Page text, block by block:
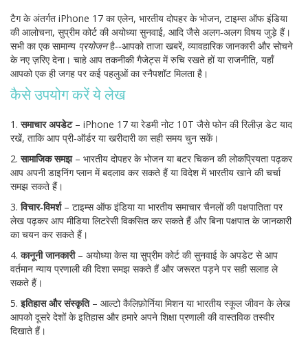
टैग के अंतर्गत iPhone 17 का एलेन, भारतीय दोपहर के भोजन, टाइम्स ऑफ इंडिया
की आलोचना, सुप्रीम कोर्ट की अयोध्या सुनवाई, आदि जैसे अलग‑अलग विषय जुड़े हैं।
सभी का एक सामान्य प्रयोजनहै‑‑आपको ताजा खबरें, व्यावहारिक जानकारी और सोचने
के नए ज़रिए देना। चाहे आप तकनीकी गैजेट्स में रुचि रखते हों या राजनीति, यहाँ
आपको एक ही जगह पर कई पहलुओं का स्नैपशॉट मिलता है।
कैसे उपयोग करें ये लेख
1.समाचार अपडेट– iPhone 17 या रेडमी नोट 10T जैसे फोन की रिलीज़ डेट याद
रखें, ताकि आप प्री‑ऑर्डर या खरीदारी का सही समय चुन सकें।
2.सामाजिक समझ– भारतीय दोपहर के भोजन या बटर चिकन की लोकप्रियता पढ़कर
आप अपनी डाइनिंग प्लान में बदलाव कर सकते हैं या विदेश में भारतीय खाने की चर्चा
समझ सकते हैं।
3.विचार‑विमर्श– टाइम्स ऑफ इंडिया या भारतीय समाचार चैनलों की पक्षपातिता पर
लेख पढ़कर आप मीडिया लिटरेसी विकसित कर सकते हैं और बिना पक्षपात के जानकारी
का चयन कर सकते हैं।
4.कानूनी जानकारी– अयोध्या केस या सुप्रीम कोर्ट की सुनवाई के अपडेट से आप
वर्तमान न्याय प्रणाली की दिशा समझ सकते हैं और जरूरत पड़ने पर सही सलाह ले
सकते हैं।
5.इतिहास और संस्कृति– आल्टो कैलिफ़ोर्निया मिशन या भारतीय स्कूल जीवन के लेख
आपको दूसरे देशों के इतिहास और हमारे अपने शिक्षा प्रणाली की वास्तविक तस्वीर
दिखाते हैं।